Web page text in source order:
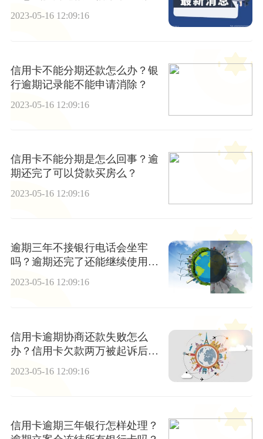
个月怎么样?
2023-05-16 12:09:16
信用卡不能分期还款怎么办？银
行逾期记录能不能申请消除？
2023-05-16 12:09:16
信用卡不能分期是怎么回事？逾
期还完了可以贷款买房么？
2023-05-16 12:09:16
逾期三年不接银行电话会坐牢
吗？逾期还完了还能继续使用
吗？ 当前热闻
2023-05-16 12:09:16
信用卡逾期协商还款失败怎么
办？信用卡欠款两万被起诉后果
2023-05-16 12:09:16
信用卡逾期三年银行怎样处理？